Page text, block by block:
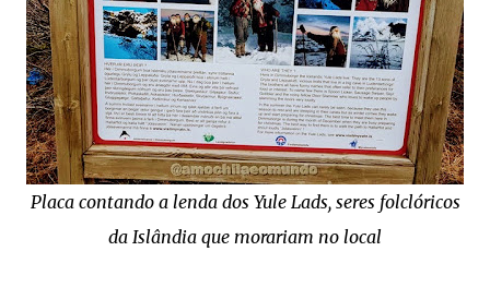
Placa contando a lenda dos Yule Lads, seres folclóricos
da Islândia que morariam no local